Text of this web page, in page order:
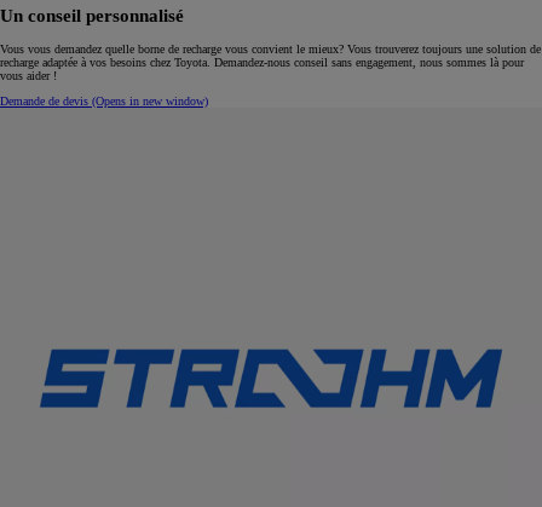
Un conseil personnalisé
Vous vous demandez quelle borne de recharge vous convient le mieux? Vous trouverez toujours une solution de
recharge adaptée à vos besoins chez Toyota. Demandez-nous conseil sans engagement, nous sommes là pour
vous aider !
Demande de devis (Opens in new window)